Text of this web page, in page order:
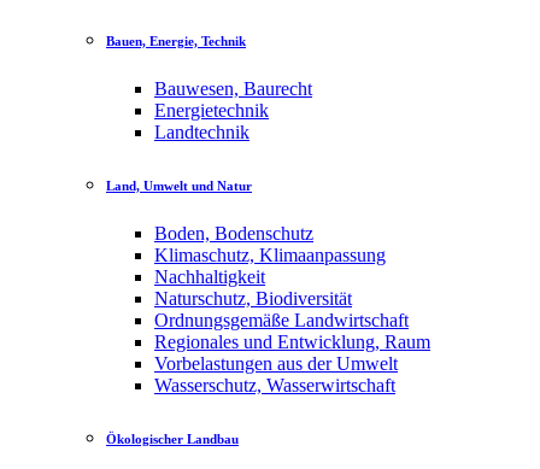
Bauen, Energie, Technik
Bauwesen, Baurecht
Energietechnik
Landtechnik
Land, Umwelt und Natur
Boden, Bodenschutz
Klimaschutz, Klimaanpassung
Nachhaltigkeit
Naturschutz, Biodiversität
Ordnungsgemäße Landwirtschaft
Regionales und Entwicklung, Raum
Vorbelastungen aus der Umwelt
Wasserschutz, Wasserwirtschaft
Ökologischer Landbau